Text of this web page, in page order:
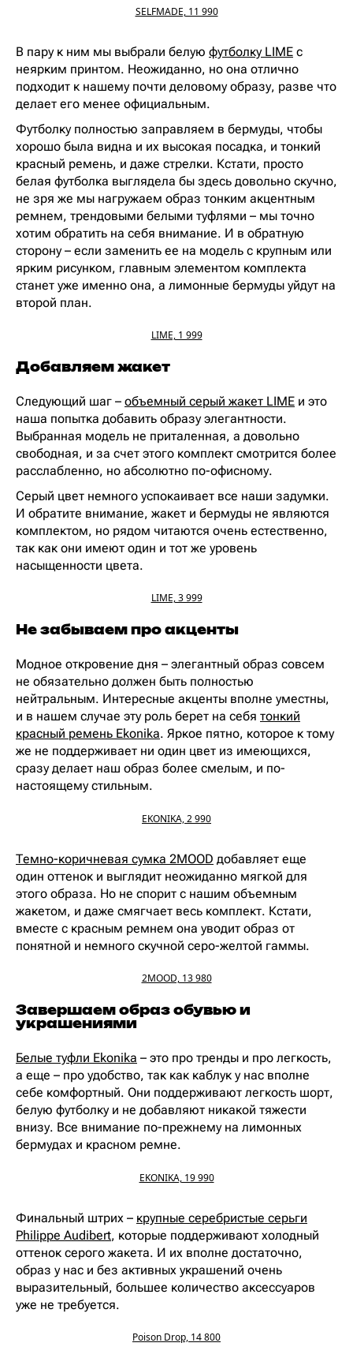
SELFMADE, 11 990
В пару к ним мы выбрали белую футболку LIME с
неярким принтом. Неожиданно, но она отлично
подходит к нашему почти деловому образу, разве что
делает его менее официальным.
Футболку полностью заправляем в бермуды, чтобы
хорошо была видна и их высокая посадка, и тонкий
красный ремень, и даже стрелки. Кстати, просто
белая футболка выглядела бы здесь довольно скучно,
не зря же мы нагружаем образ тонким акцентным
ремнем, трендовыми белыми туфлями – мы точно
хотим обратить на себя внимание. И в обратную
сторону – если заменить ее на модель с крупным или
ярким рисунком, главным элементом комплекта
станет уже именно она, а лимонные бермуды уйдут на
второй план.
LIME, 1 999
Добавляем жакет
Следующий шаг – объемный серый жакет LIME и это
наша попытка добавить образу элегантности.
Выбранная модель не приталенная, а довольно
свободная, и за счет этого комплект смотрится более
расслабленно, но абсолютно по-офисному.
Серый цвет немного успокаивает все наши задумки.
И обратите внимание, жакет и бермуды не являются
комплектом, но рядом читаются очень естественно,
так как они имеют один и тот же уровень
насыщенности цвета.
LIME, 3 999
Не забываем про акценты
Модное откровение дня – элегантный образ совсем
не обязательно должен быть полностью
нейтральным. Интересные акценты вполне уместны,
и в нашем случае эту роль берет на себя тонкий
красный ремень Ekonika. Яркое пятно, которое к тому
же не поддерживает ни один цвет из имеющихся,
сразу делает наш образ более смелым, и по-
настоящему стильным.
EKONIKA, 2 990
Темно-коричневая сумка 2MOOD добавляет еще
один оттенок и выглядит неожиданно мягкой для
этого образа. Но не спорит с нашим объемным
жакетом, и даже смягчает весь комплект. Кстати,
вместе с красным ремнем она уводит образ от
понятной и немного скучной серо-желтой гаммы.
2MOOD, 13 980
Завершаем образ обувью и
украшениями
Белые туфли Ekonika – это про тренды и про легкость,
а еще – про удобство, так как каблук у нас вполне
себе комфортный. Они поддерживают легкость шорт,
белую футболку и не добавляют никакой тяжести
внизу. Все внимание по-прежнему на лимонных
бермудах и красном ремне.
EKONIKA, 19 990
Финальный штрих – крупные серебристые серьги
Philippe Audibert, которые поддерживают холодный
оттенок серого жакета. И их вполне достаточно,
образ у нас и без активных украшений очень
выразительный, большее количество аксессуаров
уже не требуется.
Poison Drop, 14 800